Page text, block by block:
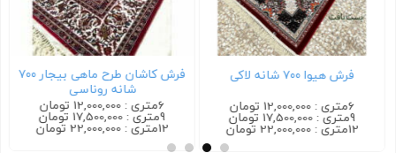
فرش هیوا ۷۰۰ شانه لاکی
6متری : 12,000,000 تومان
9متری : 17,500,000 تومان
12متری : 22,000,000 تومان
فرش کاشان طرح ماهی بیجار ۷۰۰
شانه روناسی
6متری : 12,000,000 تومان
9متری : 17,500,000 تومان
12متری : 22,000,000 تومان